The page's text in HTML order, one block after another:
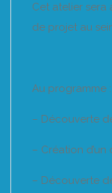
Cet atelier sera
de projet au
Au programme :
– Découverte
– Création
– Découverte